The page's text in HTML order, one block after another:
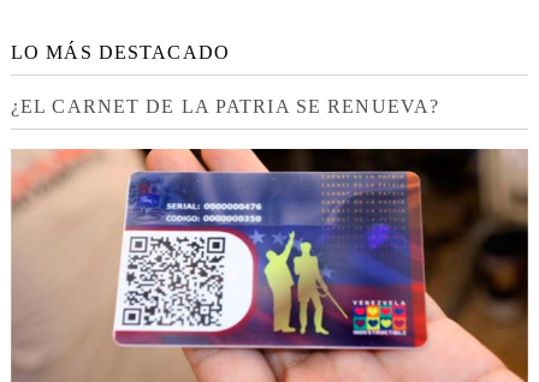
LO MÁS DESTACADO
¿EL CARNET DE LA PATRIA SE RENUEVA?